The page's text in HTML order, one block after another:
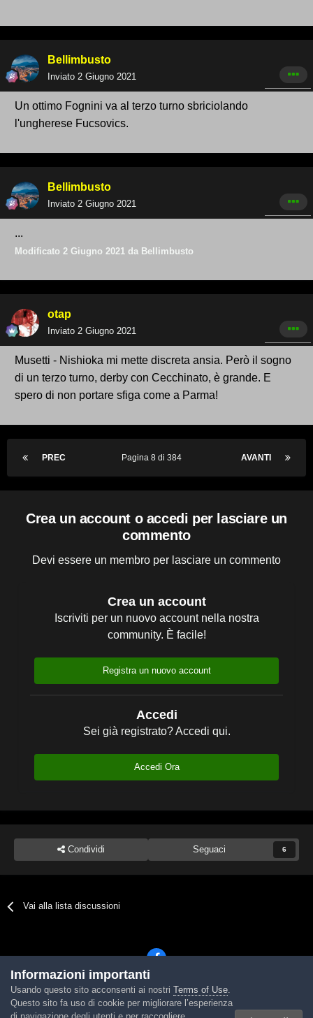
Bellimbusto
Inviato 2 Giugno 2021
Un ottimo Fognini va al terzo turno sbriciolando
l'ungherese Fucsovics.
Bellimbusto
Inviato 2 Giugno 2021
...
Modificato 2 Giugno 2021 da Bellimbusto
otap
Inviato 2 Giugno 2021
Musetti - Nishioka mi mette discreta ansia. Però il sogno
di un terzo turno, derby con Cecchinato, è grande. E
spero di non portare sfiga come a Parma!
PREC AVANTI
Pagina 8 di 384
Crea un account o accedi per lasciare un
commento
Devi essere un membro per lasciare un commento
Crea un account
Iscriviti per un nuovo account nella nostra
community. È facile!
Registra un nuovo account
Accedi
Sei già registrato? Accedi qui.
Accedi Ora
Condividi Seguaci 6
Vai alla lista discussioni
Lingua Tema Contattaci Cookies
Powered by Invision Community
Informazioni importanti
Usando questo sito acconsenti ai nostri Terms of Use.
Questo sito fa uso di cookie per migliorare l’esperienza